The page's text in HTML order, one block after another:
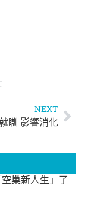
NEXT
瞓 影響消化
巢新人生」了